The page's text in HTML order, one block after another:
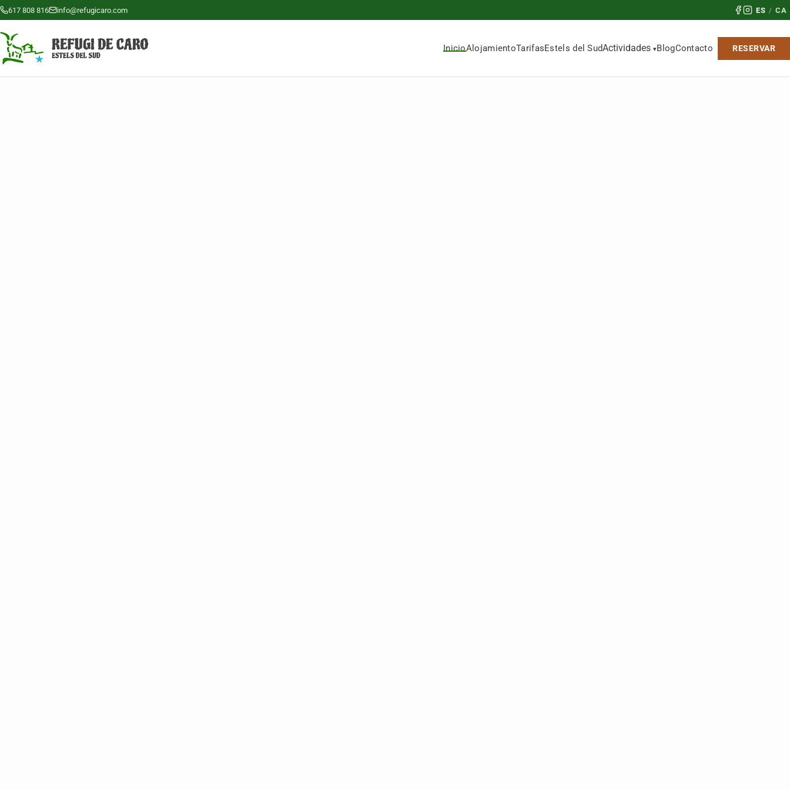
617 808 816 info@refugicaro.com ES / CA
InicioAlojamientoTarifasEstels del SudActividades BlogContacto RESERVAR